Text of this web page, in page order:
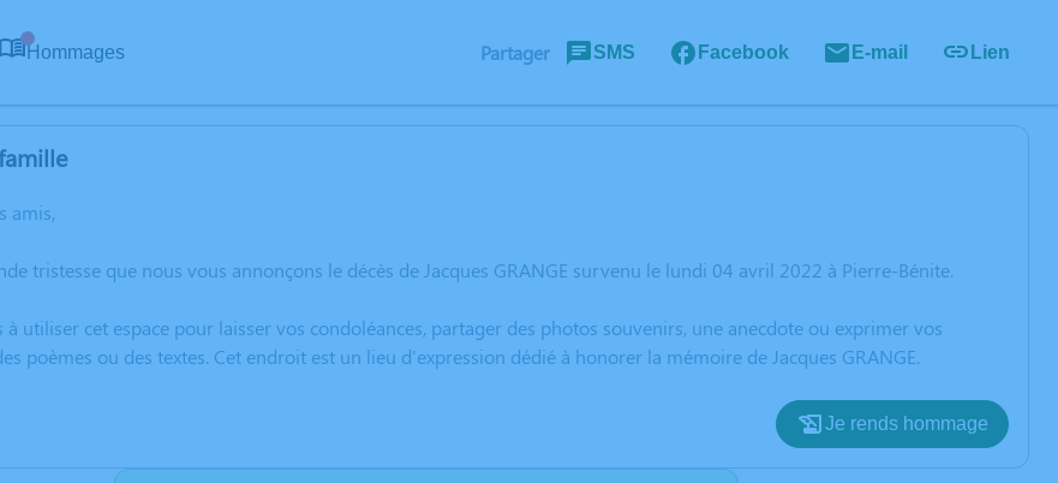
Hommages Partager SMS Facebook E-mail Lien
amis,
tristesse que nous vous annonçons le décès de Jacques GRANGE survenu le lundi 04 avril 2022 à Pierre-Bénite.
utiliser cet espace pour laisser vos condoléances, partager des photos souvenirs, une anecdote ou exprimer vos
poèmes ou des textes. Cet endroit est un lieu d'expression dédié à honorer la mémoire de Jacques GRANGE.
Je rends hommage